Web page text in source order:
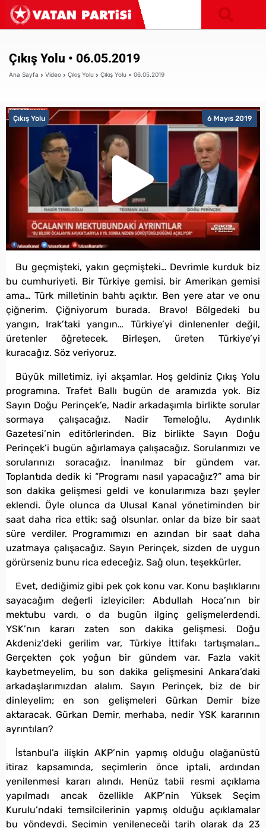
Çıkış Yolu • 06.05.2019
Ana Sayfa Video Çıkış Yolu Çıkış Yolu • 06.05.2019
6 Mayıs 2019
Çıkış Yolu
Bu geçmişteki, yakın geçmişteki… Devrimle kurduk biz
bu cumhuriyeti. Bir Türkiye gemisi, bir Amerikan gemisi
ama… Türk milletinin bahtı açıktır. Ben yere atar ve onu
çiğnerim. Çiğniyorum burada. Bravo! Bölgedeki bu
yangın, Irak’taki yangın… Türkiye’yi dinlenenler değil,
üretenler öğretecek. Birleşen, üreten Türkiye’yi
kuracağız. Söz veriyoruz.
Büyük milletimiz, iyi akşamlar. Hoş geldiniz Çıkış Yolu
programına. Trafet Ballı bugün de aramızda yok. Biz
Sayın Doğu Perinçek’e, Nadir arkadaşımla birlikte sorular
sormaya çalışacağız. Nadir Temeloğlu, Aydınlık
Gazetesi’nin editörlerinden. Biz birlikte Sayın Doğu
Perinçek’i bugün ağırlamaya çalışacağız. Sorularımızı ve
sorularınızı soracağız. İnanılmaz bir gündem var.
Toplantıda dedik ki “Programı nasıl yapacağız?” ama bir
son dakika gelişmesi geldi ve konularımıza bazı şeyler
eklendi. Öyle olunca da Ulusal Kanal yönetiminden bir
saat daha rica ettik; sağ olsunlar, onlar da bize bir saat
süre verdiler. Programımızı en azından bir saat daha
uzatmaya çalışacağız. Sayın Perinçek, sizden de uygun
görürseniz bunu rica edeceğiz. Sağ olun, teşekkürler.
Evet, dediğimiz gibi pek çok konu var. Konu başlıklarını
sayacağım değerli izleyiciler: Abdullah Hoca’nın bir
mektubu vardı, o da bugün ilginç gelişmelerdendi.
YSK’nın kararı zaten son dakika gelişmesi. Doğu
Akdeniz’deki gerilim var, Türkiye İttifakı tartışmaları…
Gerçekten çok yoğun bir gündem var. Fazla vakit
kaybetmeyelim, bu son dakika gelişmesini Ankara’daki
arkadaşlarımızdan alalım. Sayın Perinçek, biz de bir
dinleyelim; en son gelişmeleri Gürkan Demir bize
aktaracak. Gürkan Demir, merhaba, nedir YSK kararının
ayrıntıları?
İstanbul’a ilişkin AKP’nin yapmış olduğu olağanüstü
itiraz kapsamında, seçimlerin önce iptali, ardından
yenilenmesi kararı alındı. Henüz tabii resmi açıklama
yapılmadı ancak özellikle AKP’nin Yüksek Seçim
Kurulu’ndaki temsilcilerinin yapmış olduğu açıklamalar
bu yöndeydi. Seçimin yenileneceği tarih olarak da 23